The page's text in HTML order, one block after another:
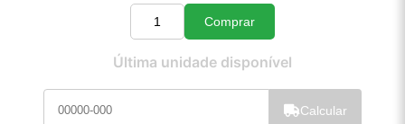
10x de R$ 10,99
11x de R$ 10,10
Quantidade
Comprar
Última unidade disponível
Calcular